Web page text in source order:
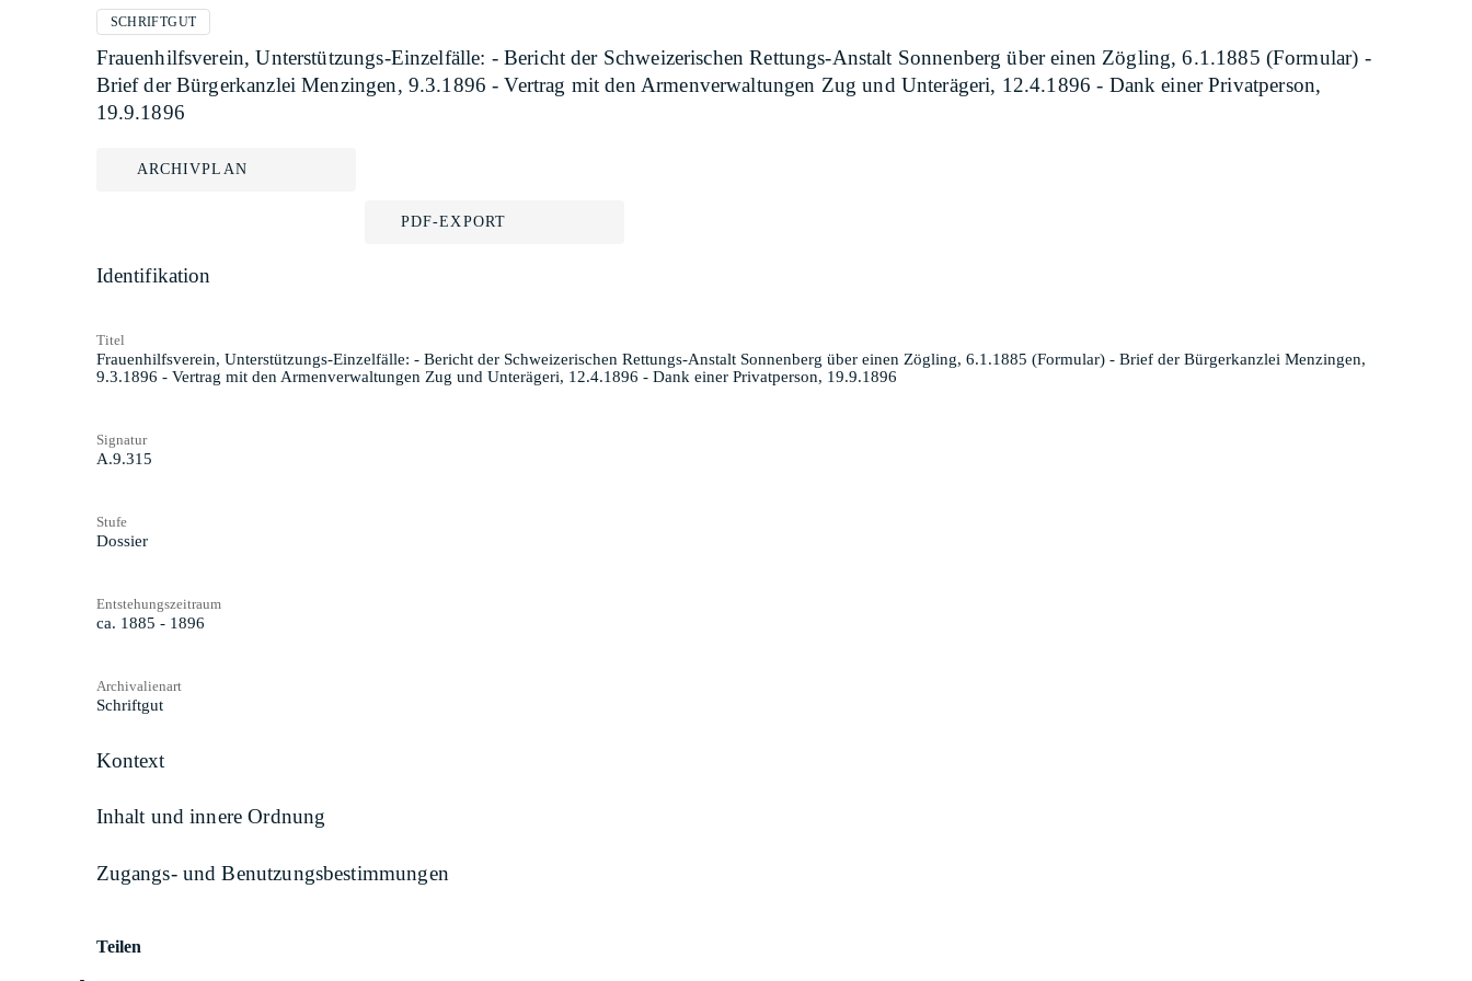
SCHRIFTGUT
Frauenhilfsverein, Unterstützungs-Einzelfälle: - Bericht der Schweizerischen Rettungs-Anstalt Sonnenberg über einen Zögling, 6.1.1885 (Formular) -
Brief der Bürgerkanzlei Menzingen, 9.3.1896 - Vertrag mit den Armenverwaltungen Zug und Unterägeri, 12.4.1896 - Dank einer Privatperson,
19.9.1896
ARCHIVPLAN
PDF-EXPORT
Identifikation
Titel
Frauenhilfsverein, Unterstützungs-Einzelfälle: - Bericht der Schweizerischen Rettungs-Anstalt Sonnenberg über einen Zögling, 6.1.1885 (Formular) - Brief der Bürgerkanzlei Menzingen,
9.3.1896 - Vertrag mit den Armenverwaltungen Zug und Unterägeri, 12.4.1896 - Dank einer Privatperson, 19.9.1896
Signatur
A.9.315
Stufe
Dossier
Entstehungszeitraum
ca. 1885 - 1896
Archivalienart
Schriftgut
Kontext
Inhalt und innere Ordnung
Zugangs- und Benutzungsbestimmungen
Teilen